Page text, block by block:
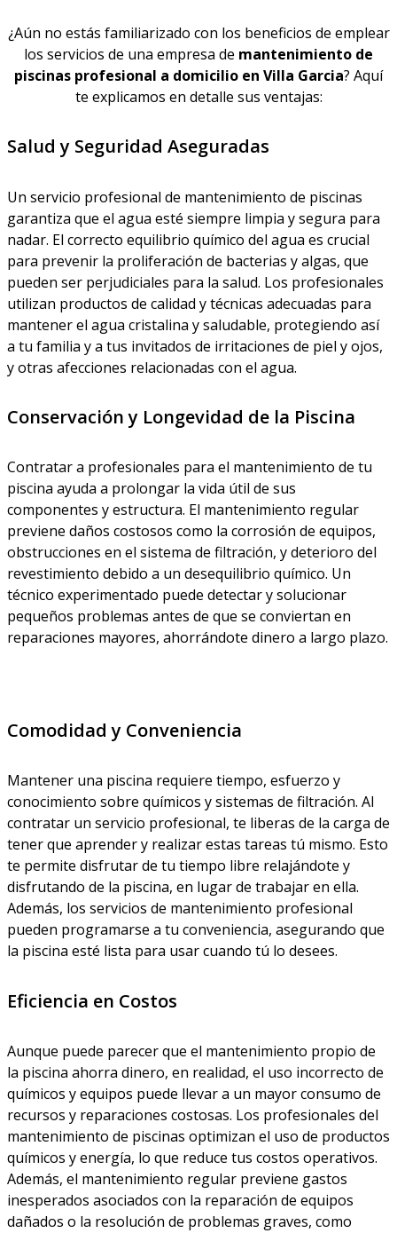
¿Aún no estás familiarizado con los beneficios de emplear
los servicios de una empresa de mantenimiento de
piscinas profesional a domicilio en Villa Garcia? Aquí
te explicamos en detalle sus ventajas:
Salud y Seguridad Aseguradas
Un servicio profesional de mantenimiento de piscinas
garantiza que el agua esté siempre limpia y segura para
nadar. El correcto equilibrio químico del agua es crucial
para prevenir la proliferación de bacterias y algas, que
pueden ser perjudiciales para la salud. Los profesionales
utilizan productos de calidad y técnicas adecuadas para
mantener el agua cristalina y saludable, protegiendo así
a tu familia y a tus invitados de irritaciones de piel y ojos,
y otras afecciones relacionadas con el agua.
Conservación y Longevidad de la Piscina
Contratar a profesionales para el mantenimiento de tu
piscina ayuda a prolongar la vida útil de sus
componentes y estructura. El mantenimiento regular
previene daños costosos como la corrosión de equipos,
obstrucciones en el sistema de filtración, y deterioro del
revestimiento debido a un desequilibrio químico. Un
técnico experimentado puede detectar y solucionar
pequeños problemas antes de que se conviertan en
reparaciones mayores, ahorrándote dinero a largo plazo.
Comodidad y Conveniencia
Mantener una piscina requiere tiempo, esfuerzo y
conocimiento sobre químicos y sistemas de filtración. Al
contratar un servicio profesional, te liberas de la carga de
tener que aprender y realizar estas tareas tú mismo. Esto
te permite disfrutar de tu tiempo libre relajándote y
disfrutando de la piscina, en lugar de trabajar en ella.
Además, los servicios de mantenimiento profesional
pueden programarse a tu conveniencia, asegurando que
la piscina esté lista para usar cuando tú lo desees.
Eficiencia en Costos
Aunque puede parecer que el mantenimiento propio de
la piscina ahorra dinero, en realidad, el uso incorrecto de
químicos y equipos puede llevar a un mayor consumo de
recursos y reparaciones costosas. Los profesionales del
mantenimiento de piscinas optimizan el uso de productos
químicos y energía, lo que reduce tus costos operativos.
Además, el mantenimiento regular previene gastos
inesperados asociados con la reparación de equipos
dañados o la resolución de problemas graves, como